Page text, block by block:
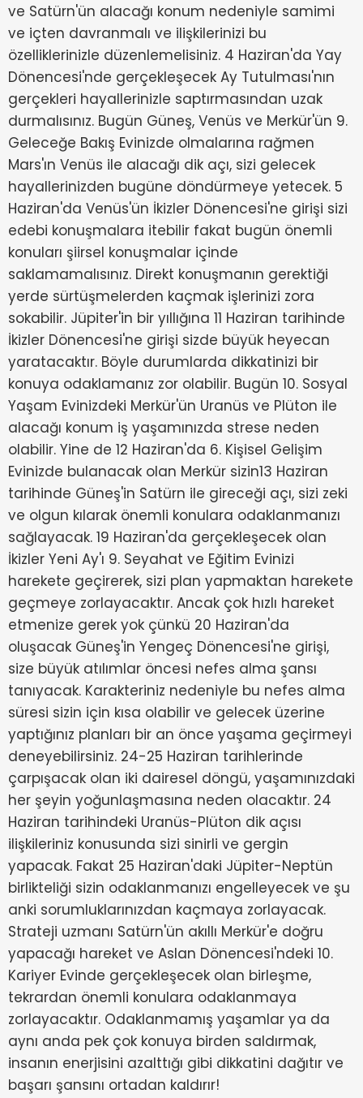
ve Satürn'ün alacağı konum nedeniyle samimi
ve içten davranmalı ve ilişkilerinizi bu
özelliklerinizle düzenlemelisiniz. 4 Haziran'da Yay
Dönencesi'nde gerçekleşecek Ay Tutulması'nın
gerçekleri hayallerinizle saptırmasından uzak
durmalısınız. Bugün Güneş, Venüs ve Merkür'ün 9.
Geleceğe Bakış Evinizde olmalarına rağmen
Mars'ın Venüs ile alacağı dik açı, sizi gelecek
hayallerinizden bugüne döndürmeye yetecek. 5
Haziran'da Venüs'ün İkizler Dönencesi'ne girişi sizi
edebi konuşmalara itebilir fakat bugün önemli
konuları şiirsel konuşmalar içinde
saklamamalısınız. Direkt konuşmanın gerektiği
yerde sürtüşmelerden kaçmak işlerinizi zora
sokabilir. Jüpiter'in bir yıllığına 11 Haziran tarihinde
İkizler Dönencesi'ne girişi sizde büyük heyecan
yaratacaktır. Böyle durumlarda dikkatinizi bir
konuya odaklamanız zor olabilir. Bugün 10. Sosyal
Yaşam Evinizdeki Merkür'ün Uranüs ve Plüton ile
alacağı konum iş yaşamınızda strese neden
olabilir. Yine de 12 Haziran'da 6. Kişisel Gelişim
Evinizde bulanacak olan Merkür sizin13 Haziran
tarihinde Güneş'in Satürn ile gireceği açı, sizi zeki
ve olgun kılarak önemli konulara odaklanmanızı
sağlayacak. 19 Haziran'da gerçekleşecek olan
İkizler Yeni Ay'ı 9. Seyahat ve Eğitim Evinizi
harekete geçirerek, sizi plan yapmaktan harekete
geçmeye zorlayacaktır. Ancak çok hızlı hareket
etmenize gerek yok çünkü 20 Haziran'da
oluşacak Güneş'in Yengeç Dönencesi'ne girişi,
size büyük atılımlar öncesi nefes alma şansı
tanıyacak. Karakteriniz nedeniyle bu nefes alma
süresi sizin için kısa olabilir ve gelecek üzerine
yaptığınız planları bir an önce yaşama geçirmeyi
deneyebilirsiniz. 24-25 Haziran tarihlerinde
çarpışacak olan iki dairesel döngü, yaşamınızdaki
her şeyin yoğunlaşmasına neden olacaktır. 24
Haziran tarihindeki Uranüs-Plüton dik açısı
ilişkileriniz konusunda sizi sinirli ve gergin
yapacak. Fakat 25 Haziran'daki Jüpiter-Neptün
birlikteliği sizin odaklanmanızı engelleyecek ve şu
anki sorumluklarınızdan kaçmaya zorlayacak.
Strateji uzmanı Satürn'ün akıllı Merkür'e doğru
yapacağı hareket ve Aslan Dönencesi'ndeki 10.
Kariyer Evinde gerçekleşecek olan birleşme,
tekrardan önemli konulara odaklanmaya
zorlayacaktır. Odaklanmamış yaşamlar ya da
aynı anda pek çok konuya birden saldırmak,
insanın enerjisini azalttığı gibi dikkatini dağıtır ve
başarı şansını ortadan kaldırır!